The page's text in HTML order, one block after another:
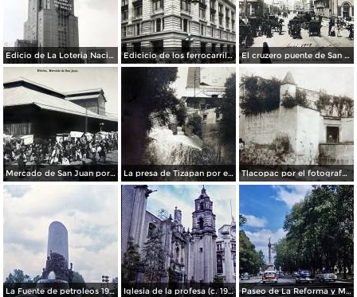
Edicio de La Loteria Nacional Ciudad de México Abril de 1964 Edicicio de los ferrocarriles. El cruzero puente de San Francisco y Guardiola por el fotografo Felix Miret.
Mercado de San Juan por el fotografo Felix Miret La presa de Tizapan por el fotografo Fernando Kososky. ( Circulada el 22 de Diembre de 1910 ). Tlacopac por el fotografo Hugo Brehme.
La Fuente de petroleos 1950. Iglesia de la profesa (c. 1950) Paseo de La Reforma y Mto a La Independencia 1950